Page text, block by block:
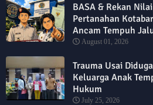
BASA & Rekan
Pertanahan
Ancam Tempuh
August 01, 2026
Trauma Usai
Keluarga Anak
Hukum
July 25, 2026